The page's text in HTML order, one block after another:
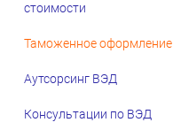
стоимости
Таможенное оформление
Аутсорсинг ВЭД
Консультации по ВЭД